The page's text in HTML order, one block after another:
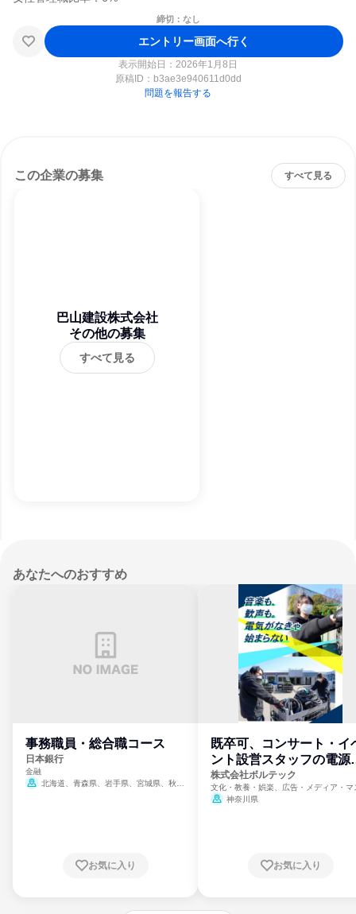
締切：なし
エントリー画面へ行く
表示開始日：2026年1月8日
原稿ID： b3ae3e940611d0dd
問題を報告する
この企業の募集 すべて見る
巴山建設株式会社
その他の募集
すべて見る
あなたへのおすすめ
事務職員・総合職コース
日本銀行
金融
北海道、青森県、岩手県、宮城県、秋田
崎県、熊本県、大分県、宮崎県、鹿児島県、
お気に入り
既卒可、コンサート・イ
ント設営スタッフの電源
門
株式会社ボルテック
文化・教養・娯楽、広告・メディア・マ
ミ、電力・ガス・水道・エネルギー
神奈川県
お気に入り